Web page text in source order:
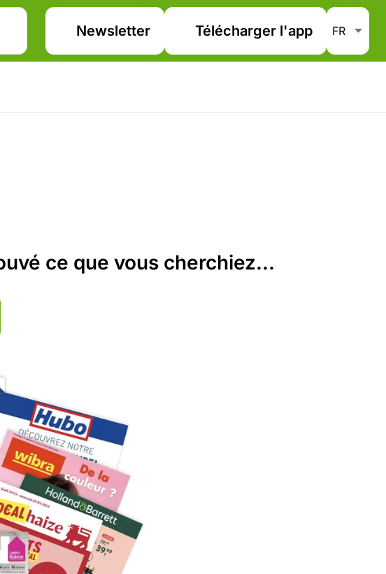
Newsletter Télécharger l'app
ce que vous cherchiez...